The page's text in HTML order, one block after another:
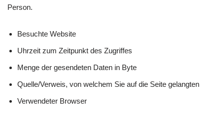
Person.
Besuchte Website
Uhrzeit zum Zeitpunkt des Zugriffes
Menge der gesendeten Daten in Byte
Quelle/Verweis, von welchem Sie auf die Seite gelangten
Verwendeter Browser